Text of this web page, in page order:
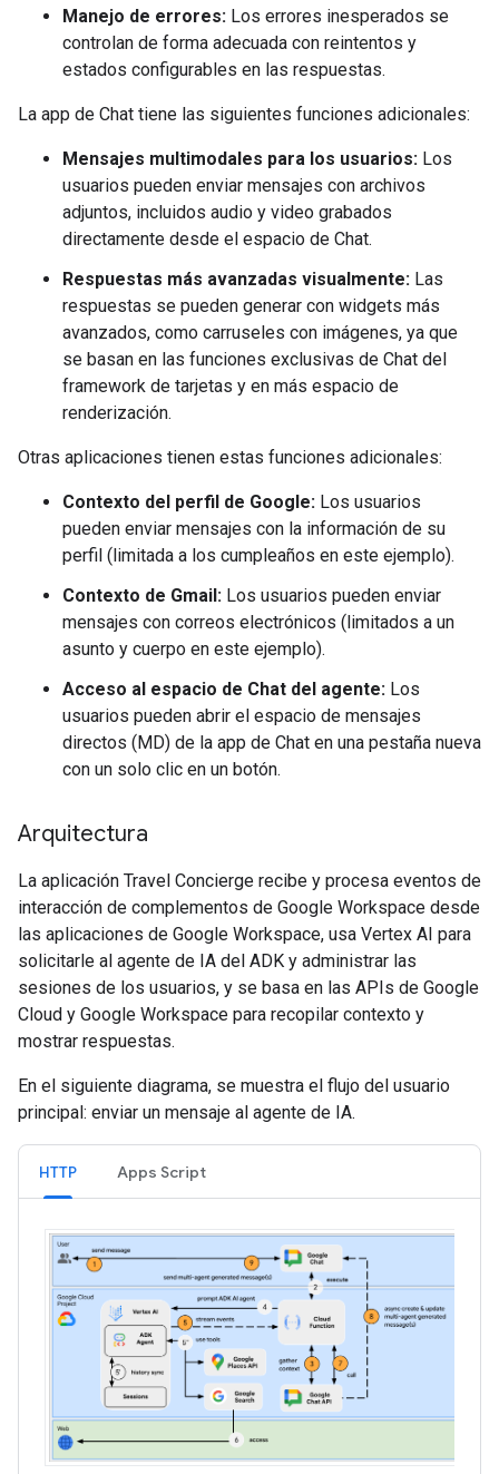
Manejo de errores: Los errores inesperados se
controlan de forma adecuada con reintentos y
estados configurables en las respuestas.
La app de Chat tiene las siguientes funciones adicionales:
Mensajes multimodales para los usuarios: Los
usuarios pueden enviar mensajes con archivos
adjuntos, incluidos audio y video grabados
directamente desde el espacio de Chat.
Respuestas más avanzadas visualmente: Las
respuestas se pueden generar con widgets más
avanzados, como carruseles con imágenes, ya que
se basan en las funciones exclusivas de Chat del
framework de tarjetas y en más espacio de
renderización.
Otras aplicaciones tienen estas funciones adicionales:
Contexto del perfil de Google: Los usuarios
pueden enviar mensajes con la información de su
perfil (limitada a los cumpleaños en este ejemplo).
Contexto de Gmail: Los usuarios pueden enviar
mensajes con correos electrónicos (limitados a un
asunto y cuerpo en este ejemplo).
Acceso al espacio de Chat del agente: Los
usuarios pueden abrir el espacio de mensajes
directos (MD) de la app de Chat en una pestaña nueva
con un solo clic en un botón.
Arquitectura
La aplicación Travel Concierge recibe y procesa eventos de
interacción de complementos de Google Workspace desde
las aplicaciones de Google Workspace, usa Vertex AI para
solicitarle al agente de IA del ADK y administrar las
sesiones de los usuarios, y se basa en las APIs de Google
Cloud y Google Workspace para recopilar contexto y
mostrar respuestas.
En el siguiente diagrama, se muestra el flujo del usuario
principal: enviar un mensaje al agente de IA.
HTTP Apps Script